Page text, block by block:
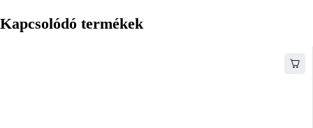
Kapcsolódó termékek